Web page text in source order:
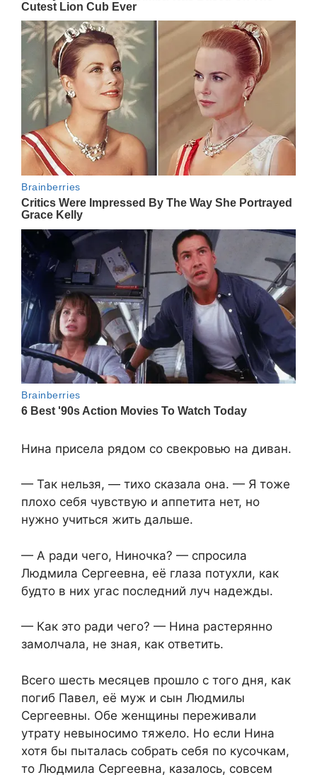
Нина присела рядом со свекровью на диван.
— Так нельзя, — тихо сказала она. — Я тоже
плохо себя чувствую и аппетита нет, но
нужно учиться жить дальше.
— А ради чего, Ниночка? — спросила
Людмила Сергеевна, её глаза потухли, как
будто в них угас последний луч надежды.
— Как это ради чего? — Нина растерянно
замолчала, не зная, как ответить.
Всего шесть месяцев прошло с того дня, как
погиб Павел, её муж и сын Людмилы
Сергеевны. Обе женщины переживали
утрату невыносимо тяжело. Но если Нина
хотя бы пыталась собрать себя по кусочкам,
то Людмила Сергеевна, казалось, совсем